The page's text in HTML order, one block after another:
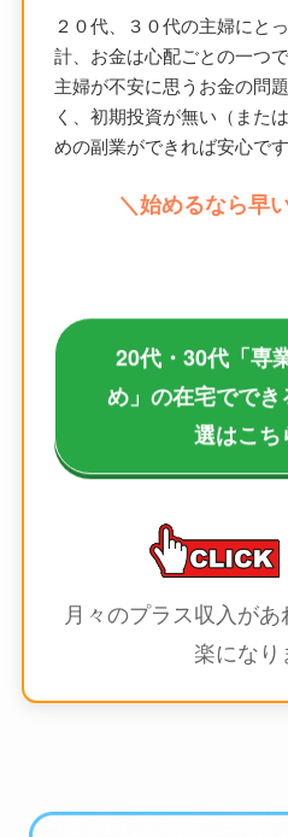
２０代、３０代の主婦にと
計、お金は心配ごとの一つ
主婦が不安に思うお金の問
く、初期投資が無い（また
めの副業ができれば安心です
＼始めるなら早
20代・30代「専
め」の在宅でで
選はこち
月々のプラス収入が
楽になり